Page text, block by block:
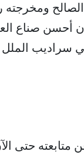
ومخرجته
أحسن صناع
سراديب الملل
حتى